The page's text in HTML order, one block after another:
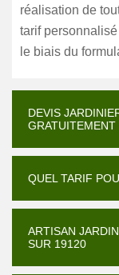
réalisation de
tarif
le biais du
DEVIS
GRATUITEMENT
QUEL TARIF
ARTISAN
SUR 19120